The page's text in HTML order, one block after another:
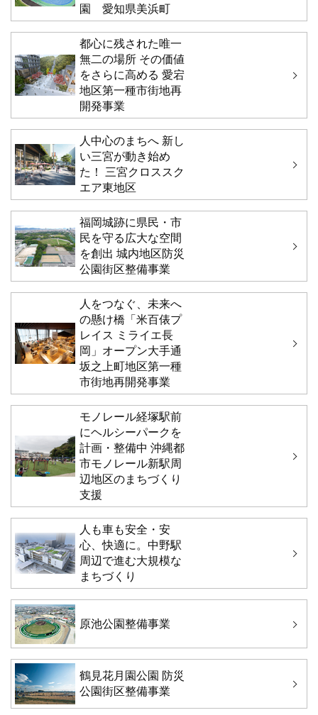
園 愛知県美浜町
都心に残された唯一
無二の場所 その価値
をさらに高める 愛宕
地区第一種市街地再
開発事業
人中心のまちへ 新し
い三宮が動き始め
た！ 三宮クロススク
エア東地区
福岡城跡に県民・市
民を守る広大な空間
を創出 城内地区防災
公園街区整備事業
人をつなぐ、未来へ
の懸け橋「米百俵プ
レイス ミライエ長
岡」オープン大手通
坂之上町地区第一種
市街地再開発事業
モノレール経塚駅前
にヘルシーパークを
計画・整備中 沖縄都
市モノレール新駅周
辺地区のまちづくり
支援
人も車も安全・安
心、快適に。中野駅
周辺で進む大規模な
まちづくり
原池公園整備事業
鶴見花月園公園 防災
公園街区整備事業